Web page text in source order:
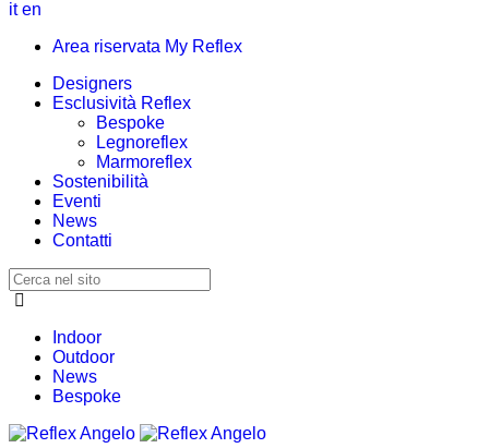
it en
Area riservata My Reflex
Designers
Esclusività Reflex
Bespoke
Legnoreflex
Marmoreflex
Sostenibilità
Eventi
News
Contatti
Indoor
Outdoor
News
Bespoke